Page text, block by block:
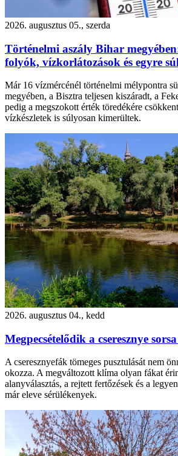
2026. augusztus 05., szerda
Történelmi aszály Bihar
folyók, vízkorlátozások és egyre
Már 16 vízmércénél történelmi mélypontra
megyében, a Bisztra teljesen kiszáradt, a
pedig a megszokott érték töredékére
vízkészletek is súlyosan kimerültek.
2026. augusztus 04., kedd
Megpecsételődik a cseresznye
A cseresznyefák tömeges pusztulását nem
okozza. A megváltozott klíma olyan fákat
alanyválasztás, a rejtett fertőzések és a
már eleve sérülékenyek.